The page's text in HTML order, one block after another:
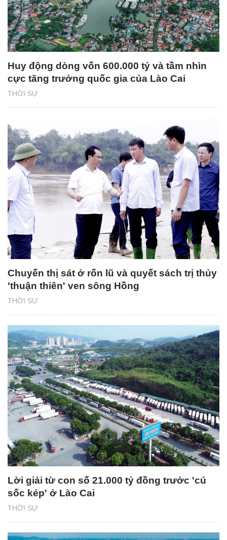
THỜI SỰ
Huy động dòng vốn 600.000 tỷ và tầm nhìn
cực tăng trưởng quốc gia của Lào Cai
THỜI SỰ
Chuyến thị sát ở rốn lũ và quyết sách trị thủy
'thuận thiên' ven sông Hồng
THỜI SỰ
Lời giải từ con số 21.000 tỷ đồng trước 'cú
sốc kép' ở Lào Cai